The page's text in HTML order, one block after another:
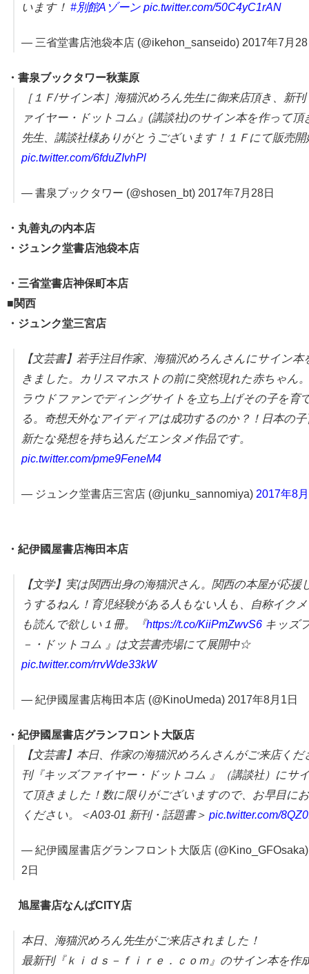
います！ #別館Aゾーン pic.twitter.com/50C4yC1rAN
— 三省堂書店池袋本店 (@ikehon_sanseido) 2017年7月
・書泉ブックタワー秋葉原
［１Ｆ/サイン本］海猫沢めろん先生に御来店頂き、新
ァイヤー・ドットコム』(講談社)のサイン本を作って頂
先生、講談社様ありがとうございます！１Ｆにて販売開
pic.twitter.com/6fduZIvhPl
— 書泉ブックタワー (@shosen_bt) 2017年7月28日
・丸善丸の内本店
・ジュンク堂書店池袋本店
・三省堂書店神保町本店
■関西
・ジュンク堂三宮店
【文芸書】若手注目作家、海猫沢めろんさんにサイン本
きました。カリスマホストの前に突然現れた赤ちゃん
ラウドファンでディングサイトを立ち上げその子を育
る。奇想天外なアイディアは成功するのか？！日本の
新たな発想を持ち込んだエンタメ作品です。
pic.twitter.com/pme9FeneM4
— ジュンク堂書店三宮店 (@junku_sannomiya) 2017年8
・紀伊國屋書店梅田本店
【文学】実は関西出身の海猫沢さん。関西の本屋が応援
うするねん！育児経験がある人もない人も、自称イク
も読んで欲しい１冊。『https://t.co/KiiPmZwvS6 キッズ
－・ドットコム 』は文芸書売場にて展開中☆
pic.twitter.com/rrvWde33kW
— 紀伊國屋書店梅田本店 (@KinoUmeda) 2017年8月1日
・紀伊國屋書店グランフロント大阪店
【文芸書】本日、作家の海猫沢めろんさんがご来店くだ
刊『キッズファイヤー・ドットコム 』（講談社）にサ
て頂きました！数に限りがございますので、お早目に
ください。＜A03-01 新刊・話題書＞ pic.twitter.com/
— 紀伊國屋書店グランフロント大阪店
2日
旭屋書店なんばCITY店
本日、海猫沢めろん先生がご来店されました！
最新刊『ｋｉｄｓ－ｆｉｒｅ．ｃｏｍ』のサイン本を作